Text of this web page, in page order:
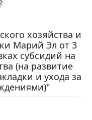
хозяйства и
Марий Эл от 3
субсидий на
(на развитие
и ухода за